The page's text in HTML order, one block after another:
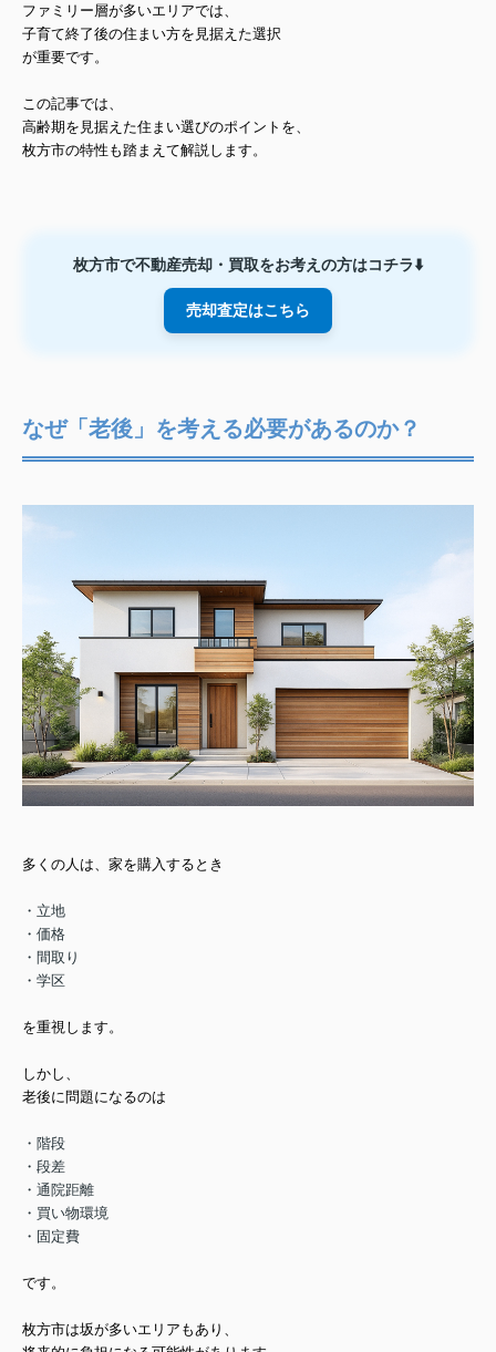
ファミリー層が多いエリアでは、
子育て終了後の住まい方を見据えた選択
が重要です。
この記事では、
高齢期を見据えた住まい選びのポイントを、
枚方市の特性も踏まえて解説します。
枚方市で不動産売却・買取をお考えの方はコチラ⬇️
売却査定はこちら
なぜ「老後」を考える必要があるのか？
多くの人は、家を購入するとき
・立地
・価格
・間取り
・学区
を重視します。
しかし、
老後に問題になるのは
・階段
・段差
・通院距離
・買い物環境
・固定費
です。
枚方市は坂が多いエリアもあり、